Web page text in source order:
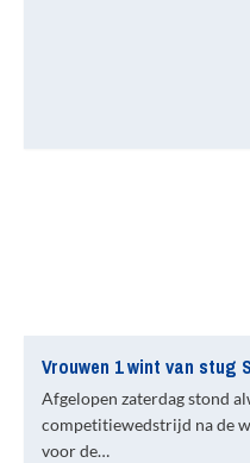
Vrouwen 1 wint van stug
Afgelopen zaterdag stond
competitiewedstrijd na de
voor de…